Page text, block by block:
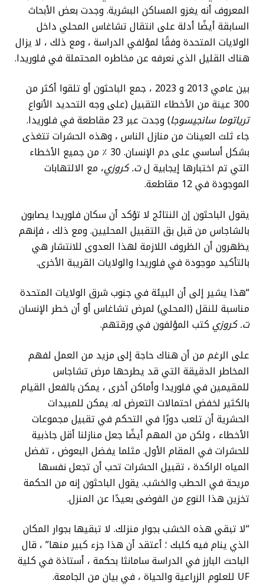
المعروف أنه يغزو المساكن البشرية. وجدت بعض الأبحاث
السابقة أيضًا أدلة على انتقال تشاغاس المحلي داخل
الولايات المتحدة وفقًا لمؤلفي الدراسة ، ومع ذلك ، لا يزال
هناك القليل الذي نعرفه عن مخاطره المحتملة في فلوريدا.
بين عامي 2013 و 2023 ، جمع الباحثون أو تلقوا أكثر من
300 عينة من الأخطاء التقبيل (على وجه التحديد الأنواع
ترياتوما سانجيسوجا
) وجدت عبر 23 مقاطعة في فلوريدا.
جاء ثلث العينات من منازل الناس ، وهذه الحشرات تتغذى
بشكل أساسي على دم الإنسان. 30 ٪ من جميع الأخطاء
التي تم اختبارها إيجابية لت. كروزي، مع الالتهابات
الموجودة في 12 مقاطعة.
يقول الباحثون إن النتائج لا تؤكد أن سكان فلوريدا يصابون
بالشاجاس من قبل بق التقبيل المحليين. ومع ذلك ، فإنهم
يظهرون أن الظروف اللازمة لهذا العدوى للانتشار هي
بالتأكيد موجودة في فلوريدا والولايات القريبة الأخرى.
“هذا يشير إلى أن البيئة في جنوب شرق الولايات المتحدة
مناسبة للنقل (المحلي) لمرض تشاغاس أو أن خطر الإنسان
ت. كروزيكتب المؤلفون في ورقتهم.
على الرغم من أن هناك حاجة إلى مزيد من العمل لفهم
المخاطر الدقيقة التي قد يطرحها مرض تشاجاس
للمقيمين في فلوريدا وأماكن أخرى ، يمكن بالفعل القيام
بالكثير لخفض احتمالات التعرض له. يمكن للمبيدات
الحشرية أن تلعب دورًا في التحكم في تقبيل مجموعات
الأخطاء ، ولكن من المهم أيضًا جعل منازلنا أقل جاذبية
للحشرات في المقام الأول. مثلما يفضل البعوض ، تفضل
المياه الراكدة ، تقبيل الحشرات تحب أن تجعل نفسها
مريحة في الحطب والخشب. يقول الباحثون إنه من الحكمة
تخزين هذا النوع من الفوضى بعيدًا عن المنزل.
“لا تبقي هذه الخشب بجوار منزلك. لا تبقيها بجوار المكان
الذي ينام فيه كلبك ؛ أعتقد أن هذا جزء كبير منها” ، قال
الباحث البارز في الدراسة سامانثا بحكمة ، أستاذة في كلية
UF للعلوم الزراعية والحياة ، في بيان من الجامعة.